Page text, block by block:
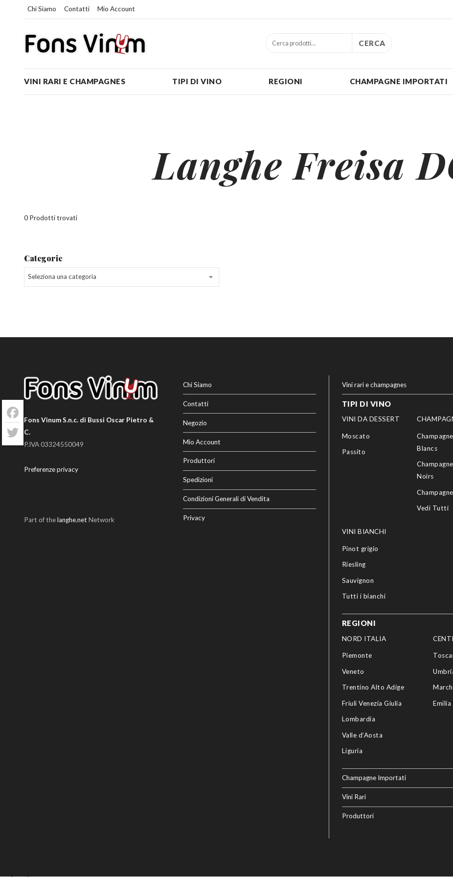
Chi Siamo Contatti Mio Account
CERCA
VINI RARI E CHAMPAGNES TIPI DI VINO REGIONI CHAMPAGNE IMPORTATI
Langhe Freisa
0 Prodotti trovati
Categorie
Seleziona una categoria
Fons Vinum S.n.c. di Bussi Oscar Pietro &
C.
P.IVA 03324550049
Preferenze privacy
Part of thelanghe.net Network
Chi Siamo
Contatti
Negozio
Mio Account
Produttori
Spedizioni
Condizioni Generali di Vendita
Privacy
Vini rari e champagnes
TIPI DI VINO
VINI DA DESSERT
Moscato
Passito
Blancs
Noirs
Vedi Tutti
VINI BIANCHI
Pinot grigio
Riesling
Sauvignon
Tutti i bianchi
REGIONI
NORD ITALIA
Piemonte
Veneto
Trentino Alto Adige
Friuli Venezia Giulia
Lombardia
Valle d’Aosta
Liguria
Emilia
Champagne Importati
Vini Rari
Produttori
Facebook
Twitter